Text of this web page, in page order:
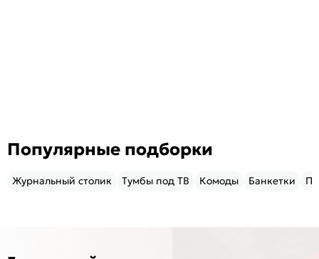
Популярные подборки
Журнальный столик Тумбы под ТВ Комоды Банкетки